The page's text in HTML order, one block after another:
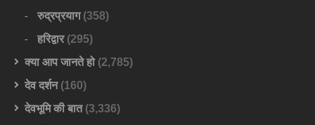
रुद्रप्रयाग(358)
हरिद्वार(295)
क्या आप जानते हो(2,785)
देव दर्शन(160)
देवभूमि की बात(3,336)